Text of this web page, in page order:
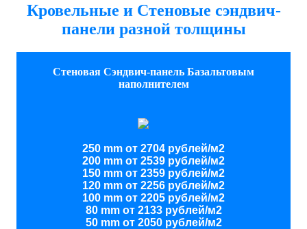
Кровельные и Стеновые сэндвич-
панели разной толщины
Стеновая Сэндвич-панель Базальтовым
наполнителем
250 mm от 2704 рублей/м2
200 mm от 2539 рублей/м2
150 mm от 2359 рублей/м2
120 mm от 2256 рублей/м2
100 mm от 2205 рублей/м2
80 mm от 2133 рублей/м2
50 mm от 2050 рублей/м2